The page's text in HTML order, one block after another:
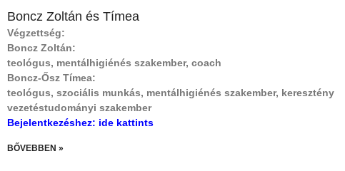
Boncz Zoltán és Tímea
Végzettség:
Boncz Zoltán:
teológus, mentálhigiénés szakember, coach
Boncz-Ősz Tímea:
teológus, szociális munkás, mentálhigiénés szakember, keresztény
vezetéstudományi szakember
Bejelentkezéshez: ide kattints
BŐVEBBEN »